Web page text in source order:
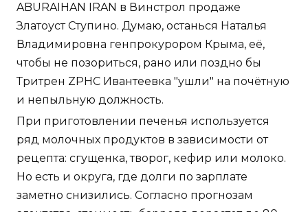
ABURAIHAN IRAN в Винстрол продаже
Златоуст Ступино. Думаю, останься Наталья
Владимировна генпрокурором Крыма, её,
чтобы не позориться, рано или поздно бы
Тритрен ZPHC Ивантеевка "ушли" на почётную
и непыльную должность.
При приготовлении печенья используется
ряд молочных продуктов в зависимости от
рецепта: сгущенка, творог, кефир или молоко.
Но есть и округа, где долги по зарплате
заметно снизились. Согласно прогнозам